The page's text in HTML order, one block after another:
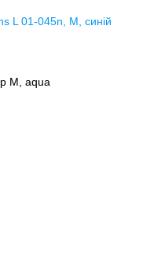
L 01-045n, M, синій